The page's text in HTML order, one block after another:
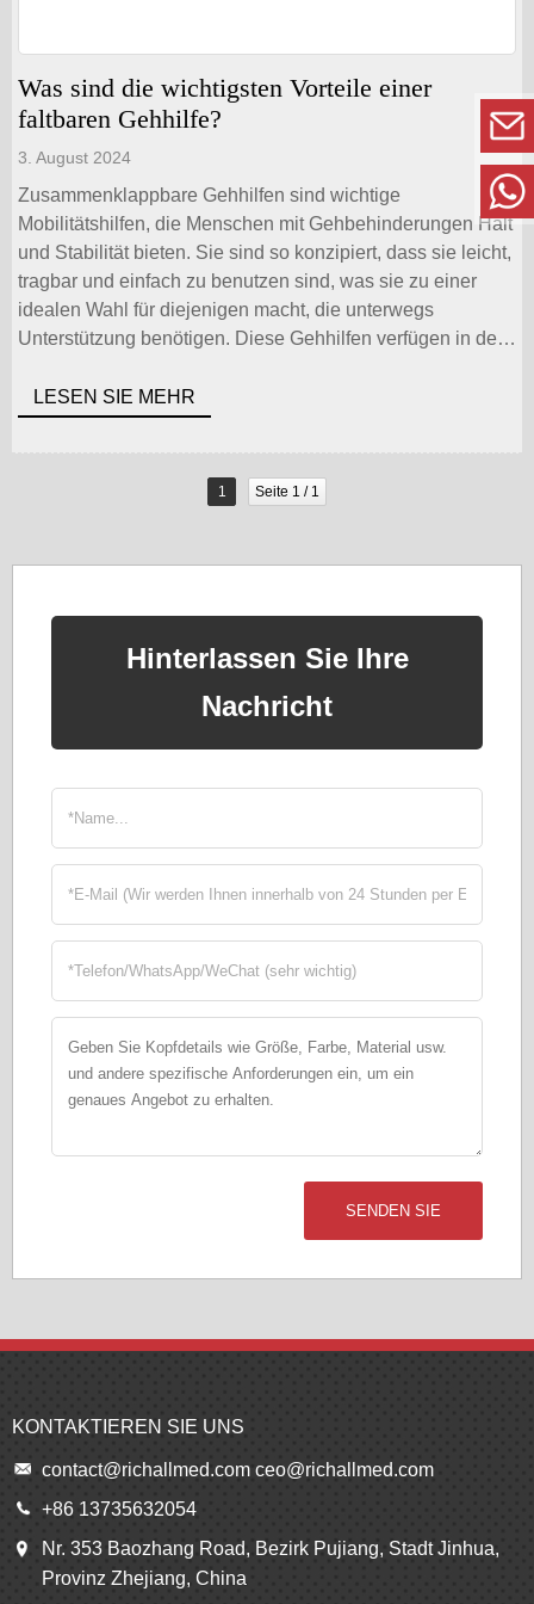
Was sind die wichtigsten Vorteile einer
faltbaren Gehhilfe?
3. August 2024
Zusammenklappbare Gehhilfen sind wichtige
Mobilitätshilfen, die Menschen mit Gehbehinderungen Halt
und Stabilität bieten. Sie sind so konzipiert, dass sie leicht,
tragbar und einfach zu benutzen sind, was sie zu einer
idealen Wahl für diejenigen macht, die unterwegs
Unterstützung benötigen. Diese Gehhilfen verfügen in der
Rahmen, die eine [...]
LESEN SIE MEHR
1 Seite 1 / 1
Hinterlassen Sie Ihre
Nachricht
SENDEN SIE
KONTAKTIEREN SIE UNS
contact@richallmed.com ceo@richallmed.com
+86 13735632054
Nr. 353 Baozhang Road, Bezirk Pujiang, Stadt Jinhua,
Provinz Zhejiang, China